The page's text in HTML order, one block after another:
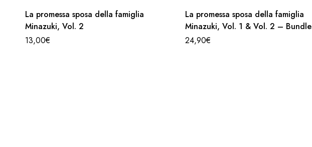
La promessa sposa della famiglia
Minazuki, Vol. 2
13,00€
La promessa sposa della famiglia
Minazuki, Vol. 1 & Vol. 2 – Bundle
limited
24,90€